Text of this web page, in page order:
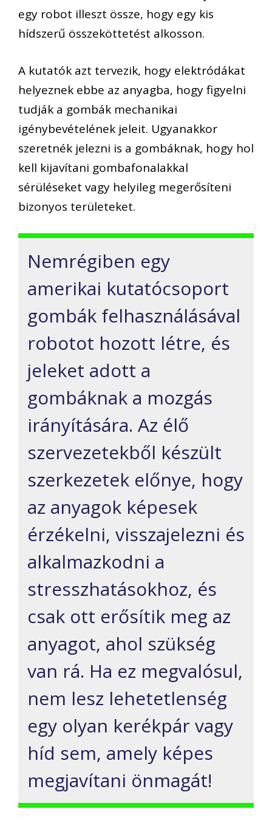
egy robot illeszt össze, hogy egy kis
hídszerű összeköttetést alkosson.
A kutatók azt tervezik, hogy elektródákat
helyeznek ebbe az anyagba, hogy figyelni
tudják a gombák mechanikai
igénybevételének jeleit. Ugyanakkor
szeretnék jelezni is a gombáknak, hogy hol
kell kijavítani gombafonalakkal
sérüléseket vagy helyileg megerősíteni
bizonyos területeket.
Nemrégiben egy
amerikai kutatócsoport
gombák felhasználásával
robotot hozott létre, és
jeleket adott a
gombáknak a mozgás
irányítására. Az élő
szervezetekből készült
szerkezetek előnye, hogy
az anyagok képesek
érzékelni, visszajelezni és
alkalmazkodni a
stresszhatásokhoz, és
csak ott erősítik meg az
anyagot, ahol szükség
van rá. Ha ez megvalósul,
nem lesz lehetetlenség
egy olyan kerékpár vagy
híd sem, amely képes
megjavítani önmagát!